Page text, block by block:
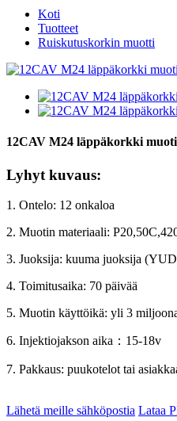
Koti
Tuotteet
Ruiskutuskorkin muotti
12CAV M24 läppäkorkki
Lyhyt kuvaus:
1. Ontelo: 12 onkaloa
2. Muotin materiaali:
3. Juoksija: kuuma juoksija
4. Toimitusaika: 70 päivää
5. Muotin käyttöikä: yli 3
6. Injektiojakson aika ： 15-18v
7. Pakkaus: puukotelot tai
Lähetä meille sähköpostia Lataa